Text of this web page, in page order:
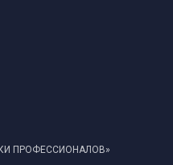
ПРОФЕССИОНАЛОВ»